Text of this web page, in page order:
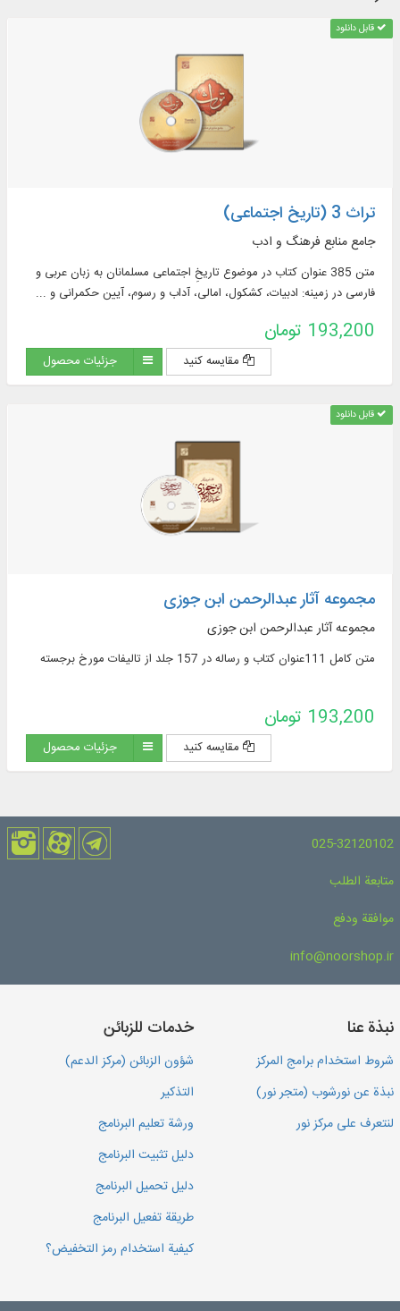
قابل دانلود
تراث 3 (تاریخ اجتماعی)
جامع منابع فرهنگ و ادب
متن 385 عنوان کتاب در موضوع تاریخِ اجتماعی مسلمانان به زبان عربی و
فارسی در زمینه: ادبیات، کشکول، امالی، آداب و رسوم، آیین حکمرانی و ...
193,200 تومان
مقایسه کنید جزئیات محصول
قابل دانلود
مجموعه آثار عبدالرحمن ابن جوزی
مجموعه آثار عبدالرحمن ابن جوزی
متن کامل 111عنوان کتاب و رساله در 157 جلد از تالیفات مورخ برجسته
193,200 تومان
مقایسه کنید جزئیات محصول
025-32120102
متابعة الطلب
موافقة ودفع
info@noorshop.ir
نبذة عنا
شروط استخدام برامج المركز
نبذة عن نورشوب (متجر نور)
لنتعرف على مركز نور
خدمات للزبائن
شؤون الزبائن (مركز الدعم)
التذكير
ورشة تعليم البرنامج
دليل تثبيت البرنامج
دليل تحميل البرنامج
طريقة تفعيل البرنامج
كيفية استخدام رمز التخفيض؟